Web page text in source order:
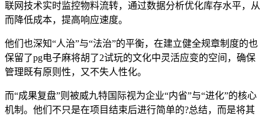
联网技术实时监控物料流转，通过数据分析优化库存水平，从
而降低成本，提高响应速度。
他们也深知“人治”与“法治”的平衡，在建立健全规章制度的也
保留了pg电子麻将胡了2试玩的文化中灵活应变的空间，确保
管理既有原则性，又不失人性化。
而“成果复盘”则被威九特国际视为企业“内省”与“进化”的核心
机制。他们不只是在项目结束后进行简单的?总结，而是将其